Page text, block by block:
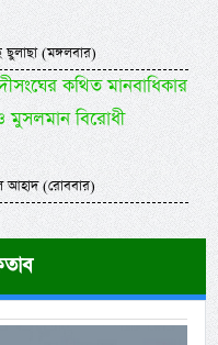
(মঙ্গলবার)
কথিত মানবাধিকার
মুসলমান বিরোধী
(রোববার)